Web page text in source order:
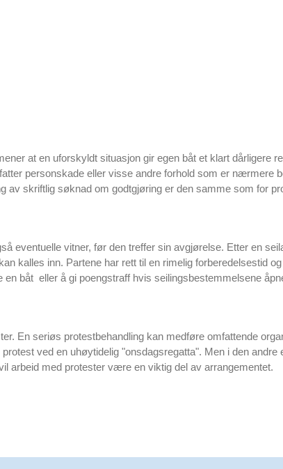
at en uforskyldt situasjon gir egen båt et klart dårligere
personskade eller visse andre forhold som er nærmere
av skriftlig søknad om godtgjøring er den samme som for
eventuelle vitner, før den treffer sin avgjørelse. Etter en
kalles inn. Partene har rett til en rimelig forberedelsestid
båt eller å gi poengstraff hvis seilingsbestemmelsene
En seriøs protestbehandling kan medføre omfattende
ved en uhøytidelig "onsdagsregatta". Men i den
arbeid med protester være en viktig del av arrangementet.